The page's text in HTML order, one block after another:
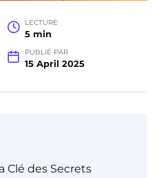
LECTURE
5 min
PUBLIÉ PAR
15 April 2025
Clé des Secrets